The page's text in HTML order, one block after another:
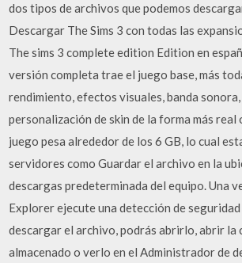
dos tipos de archivos que podemos
Descargar The Sims 3 con todas las
The sims 3 complete edition Edition en
versión completa trae el juego base, más
rendimiento, efectos visuales, banda
personalización de skin de la forma más real
juego pesa alrededor de los 6 GB, lo cual
servidores como Guardar el archivo en la
descargas predeterminada del equipo. Una
Explorer ejecute una detección de
descargar el archivo, podrás abrirlo, abrir la
almacenado o verlo en el Administrador de